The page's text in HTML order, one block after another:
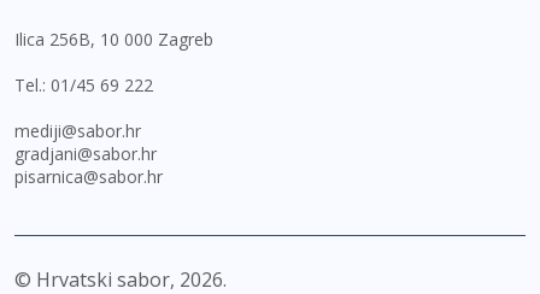
Ilica 256B, 10 000 Zagreb
Tel.: 01/45 69 222
mediji@sabor.hr
gradjani@sabor.hr
pisarnica@sabor.hr
© Hrvatski sabor, 2026